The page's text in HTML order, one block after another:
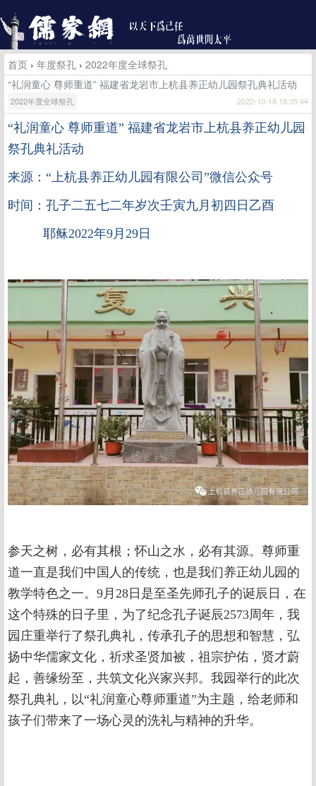
首页 › 年度祭孔 › 2022年度全球祭孔
“礼润童心 尊师重道” 福建省龙岩市上杭县养正幼儿园祭孔典礼活动
2022年度全球祭孔 2022-10-18 18:05:44
“礼润童心 尊师重道” 福建省龙岩市上杭县养正幼儿园
祭孔典礼活动
来源：“上杭县养正幼儿园有限公司”微信公众号
时间：孔子二五七二年岁次壬寅九月初四日乙酉
耶稣2022年9月29日
参天之树，必有其根；怀山之水，必有其源。尊师重
道一直是我们中国人的传统，也是我们养正幼儿园的
教学特色之一。9月28日是至圣先师孔子的诞辰日，在
这个特殊的日子里，为了纪念孔子诞辰2573周年，我
园庄重举行了祭孔典礼，传承孔子的思想和智慧，弘
扬中华儒家文化，祈求圣贤加被，祖宗护佑，贤才蔚
起，善缘纷至，共筑文化兴家兴邦。我园举行的此次
祭孔典礼，以“礼润童心尊师重道”为主题，给老师和
孩子们带来了一场心灵的洗礼与精神的升华。